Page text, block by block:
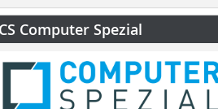
CS Computer Spezial